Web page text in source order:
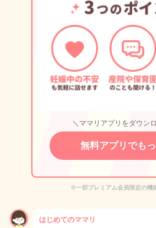
＼ママリアプリをダウン
無料アプリでも
※一部プレミアム会員限定の機
はじめてのママリ